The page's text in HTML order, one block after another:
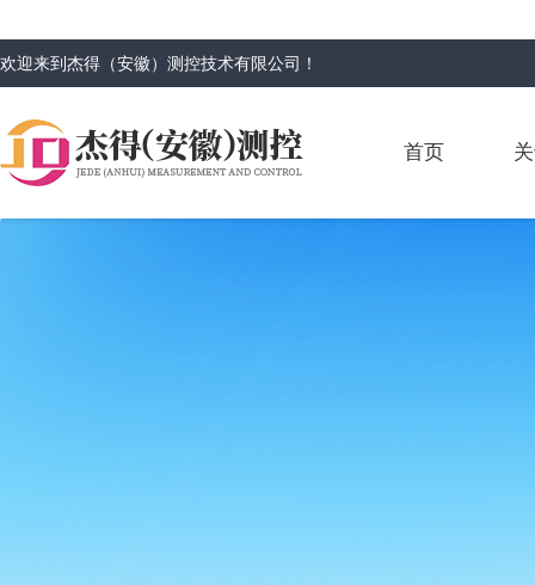
欢迎来到杰得（安徽）测控技术有限公司 ！
首页